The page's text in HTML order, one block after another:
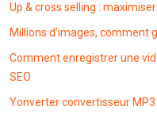
Up & cross selling :
Millions d’images, comment
Comment enregistrer une
SEO
Yonverter convertisseur